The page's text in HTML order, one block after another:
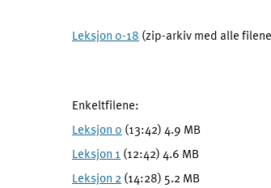
Leksjon 0-18 (zip-arkiv med alle
Enkeltfilene:
Leksjon 0 (13:42) 4.9 MB
Leksjon 1 (12:42) 4.6 MB
Leksjon 2 (14:28) 5.2 MB